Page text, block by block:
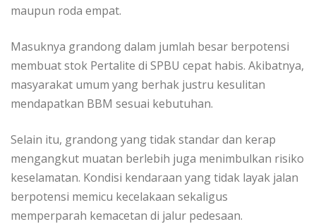
maupun roda empat.
Masuknya grandong dalam jumlah besar berpotensi
membuat stok Pertalite di SPBU cepat habis. Akibatnya,
masyarakat umum yang berhak justru kesulitan
mendapatkan BBM sesuai kebutuhan.
Selain itu, grandong yang tidak standar dan kerap
mengangkut muatan berlebih juga menimbulkan risiko
keselamatan. Kondisi kendaraan yang tidak layak jalan
berpotensi memicu kecelakaan sekaligus
memperparah kemacetan di jalur pedesaan.